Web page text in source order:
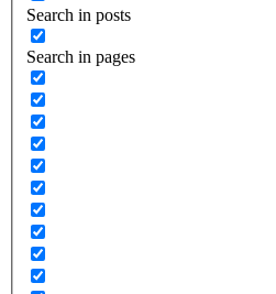
Search in posts
Search in pages